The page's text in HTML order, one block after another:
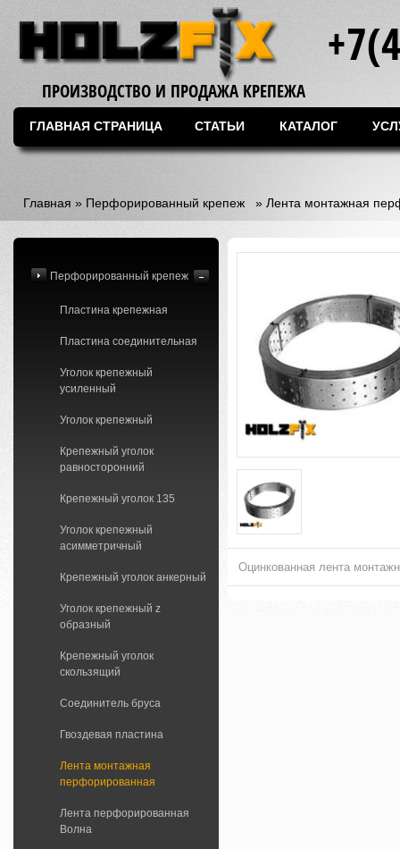
ПРОИЗВОДСТВО И ПРОДАЖА КРЕПЕЖА
ГЛАВНАЯ СТРАНИЦА СТАТЬИ КАТАЛОГ
Главная » Перфорированный крепеж » Лента монтажная
Оцинкованная лента
Перфорированный крепеж
Пластина крепежная
Пластина соединительная
Уголок крепежный
усиленный
Уголок крепежный
Крепежный уголок
равносторонний
Крепежный уголок 135
Уголок крепежный
асимметричный
Крепежный уголок анкерный
Уголок крепежный z
образный
Крепежный уголок
скользящий
Соединитель бруса
Гвоздевая пластина
Лента монтажная
перфорированная
Лента перфорированная
Волна